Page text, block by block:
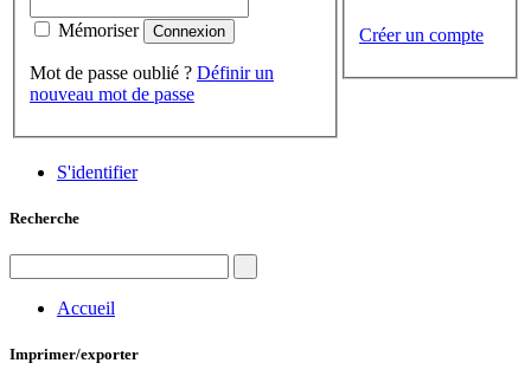
Mémoriser
Mot de passe oublié ? Définir un
nouveau mot de passe
Créer un compte
S'identifier
Recherche
Accueil
Imprimer/exporter